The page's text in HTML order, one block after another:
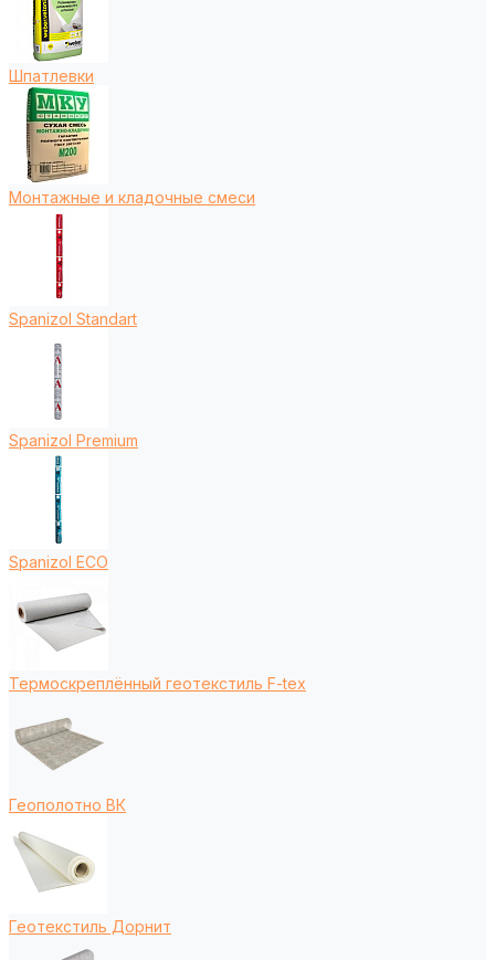
Шпатлевки
Монтажные и кладочные смеси
Spanizol Standart
Spanizol Premium
Spanizol ECO
Термоскреплённый геотекстиль F-tex
Геополотно ВК
Геотекстиль Дорнит